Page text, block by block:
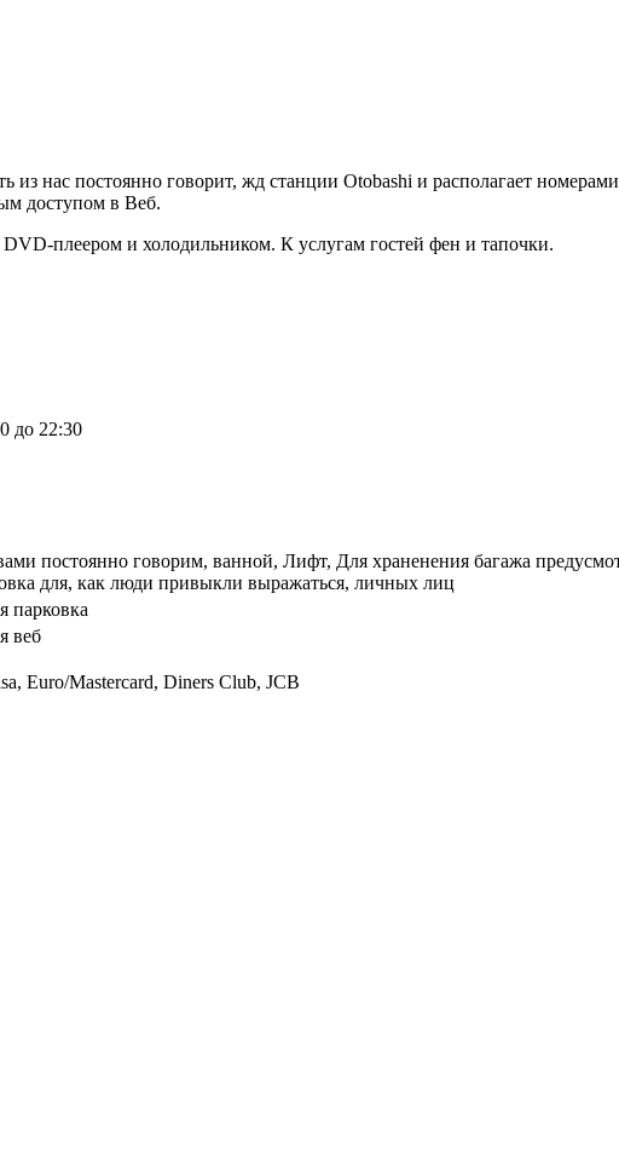
из нас постоянно говорит, жд станции Otobashi и располагает
доступом в Веб.
плеером и холодильником. К услугам гостей фен и тапочки.
до 22:30
постоянно говорим, ванной, Лифт, Для храненения багажа
для, как люди привыкли выражаться, личных лиц
парковка
веб
Euro/Mastercard, Diners Club, JCB